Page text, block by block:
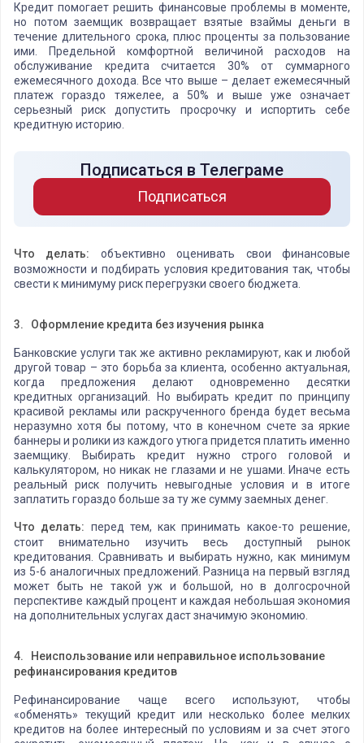
Кредит помогает решить финансовые проблемы в моменте,
но потом заемщик возвращает взятые взаймы деньги в
течение длительного срока, плюс проценты за пользование
ими. Предельной комфортной величиной расходов на
обслуживание кредита считается 30% от суммарного
ежемесячного дохода. Все что выше – делает ежемесячный
платеж гораздо тяжелее, а 50% и выше уже означает
серьезный риск допустить просрочку и испортить себе
кредитную историю.
Подписаться в Телеграме
Подписаться
Что делать: объективно оценивать свои финансовые
возможности и подбирать условия кредитования так, чтобы
свести к минимуму риск перегрузки своего бюджета.
3. Оформление кредита без изучения рынка
Банковские услуги так же активно рекламируют, как и любой
другой товар – это борьба за клиента, особенно актуальная,
когда предложения делают одновременно десятки
кредитных организаций. Но выбирать кредит по принципу
красивой рекламы или раскрученного бренда будет весьма
неразумно хотя бы потому, что в конечном счете за яркие
баннеры и ролики из каждого утюга придется платить именно
заемщику. Выбирать кредит нужно строго головой и
калькулятором, но никак не глазами и не ушами. Иначе есть
реальный риск получить невыгодные условия и в итоге
заплатить гораздо больше за ту же сумму заемных денег.
Что делать: перед тем, как принимать какое-то решение,
стоит внимательно изучить весь доступный рынок
кредитования. Сравнивать и выбирать нужно, как минимум
из 5-6 аналогичных предложений. Разница на первый взгляд
может быть не такой уж и большой, но в долгосрочной
перспективе каждый процент и каждая небольшая экономия
на дополнительных услугах даст значимую экономию.
4.
Неиспользование или неправильное использование
рефинансирования кредитов
Рефинансирование чаще всего используют, чтобы
«обменять» текущий кредит или несколько более мелких
кредитов на более интересный по условиям и за счет этого